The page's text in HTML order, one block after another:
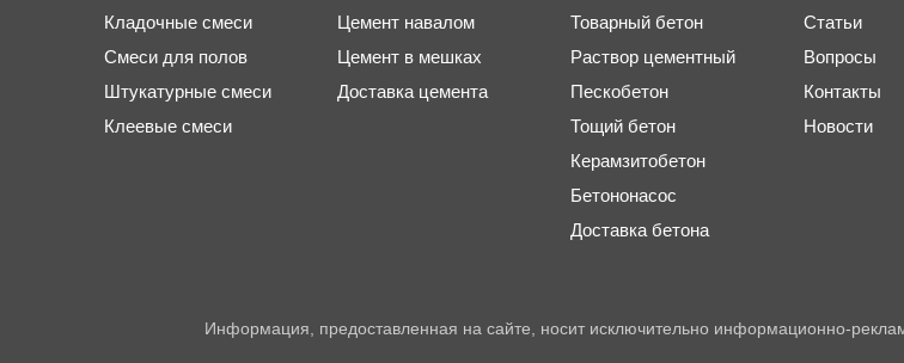
Кладочные смеси
Смеси для полов
Штукатурные смеси
Клеевые смеси
Цемент навалом
Цемент в мешках
Доставка цемента
Товарный бетон
Раствор цементный
Пескобетон
Тощий бетон
Керамзитобетон
Бетононасос
Доставка бетона
Статьи
Вопросы
Контакты
Новости
Информация, предоставленная на сайте, носит исключительно информационно-